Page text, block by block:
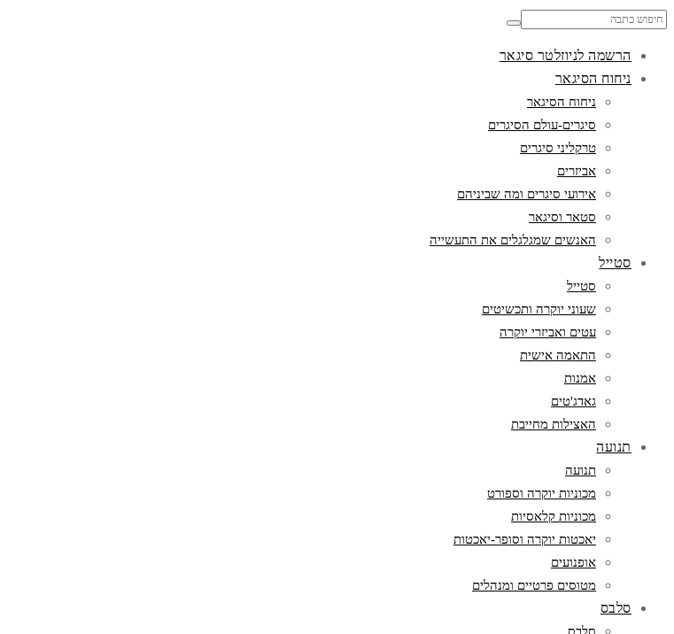
Search
הרשמה לניוזלטר סיגאר
ניחוח הסיגאר
ניחוח הסיגאר
סיגרים-עולם הסיגרים
טרקליני סיגרים
אביזרים
אירועי סיגרים ומה שביניהם
סטאר וסיגאר
האנשים שמגלגלים את התעשייה
סטייל
סטייל
שעוני יוקרה ותכשיטים
עטים ואביזרי יוקרה
התאמה אישית
אמנות
גאדג'טים
האצילות מחייבת
תנועה
תנועה
מכוניות יוקרה וספורט
מכוניות קלאסיות
יאכטות יוקרה וסופר-יאכטות
אופנועים
מטוסים פרטיים ומנהלים
סלבס